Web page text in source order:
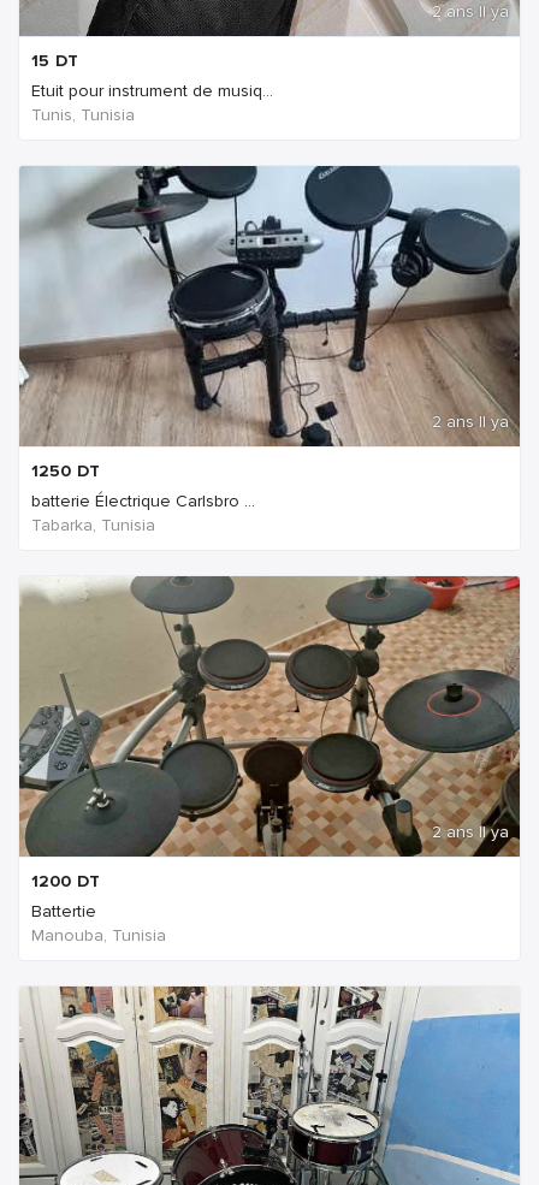
2 ans Il ya
15 DT
Etuit pour instrument de musiq...
Tunis, Tunisia
2 ans Il ya
1250 DT
batterie Électrique Carlsbro ...
Tabarka, Tunisia
2 ans Il ya
1200 DT
Battertie
Manouba, Tunisia